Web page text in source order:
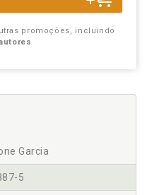
promoções, incluindo
Garcia
5